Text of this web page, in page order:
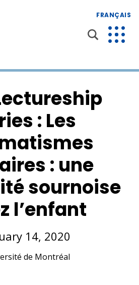
FRANÇAIS
: Les
: une
sournoise
l’enfant
14, 2020
de Montréal